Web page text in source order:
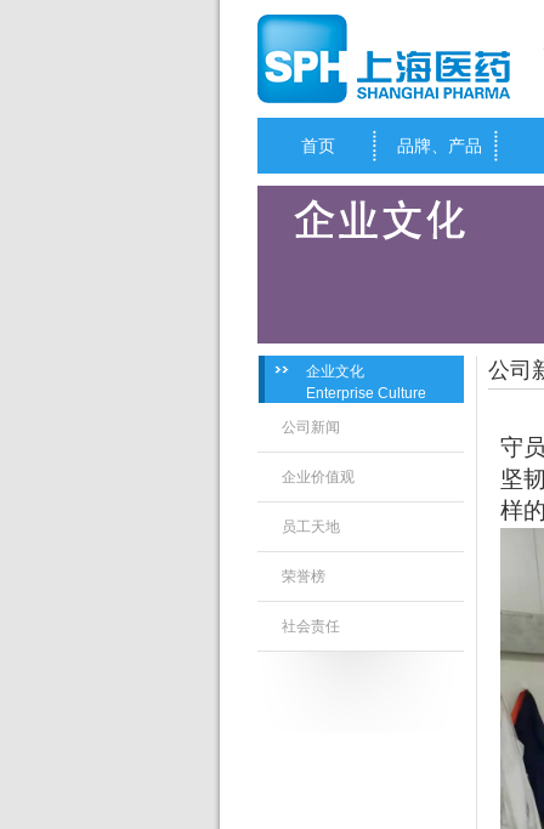
首页 品牌、产品
企业文化
Enterprise Culture
公司新闻
企业价值观
员工天地
荣誉榜
社会责任
公司
守
坚
样